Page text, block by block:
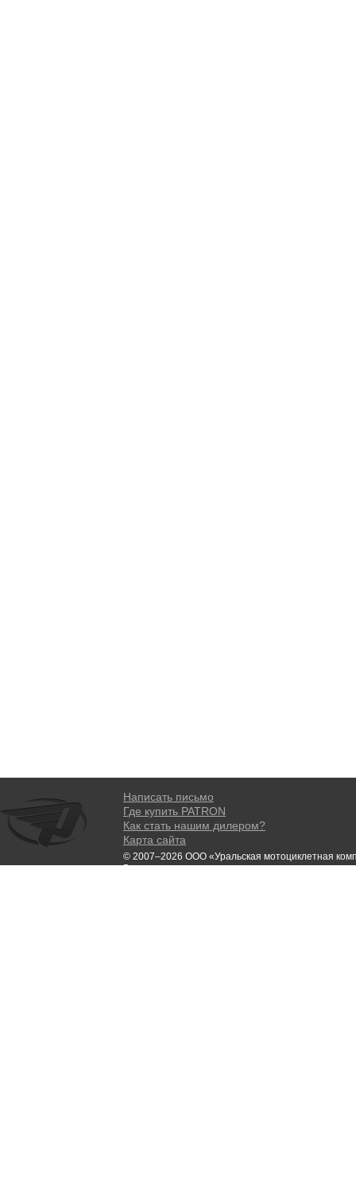
Написать письмо
Где купить PATRON
Как стать нашим дилером?
Карта сайта
© 2007–2026 ООО «Уральская мотоциклетная
Все права защищены